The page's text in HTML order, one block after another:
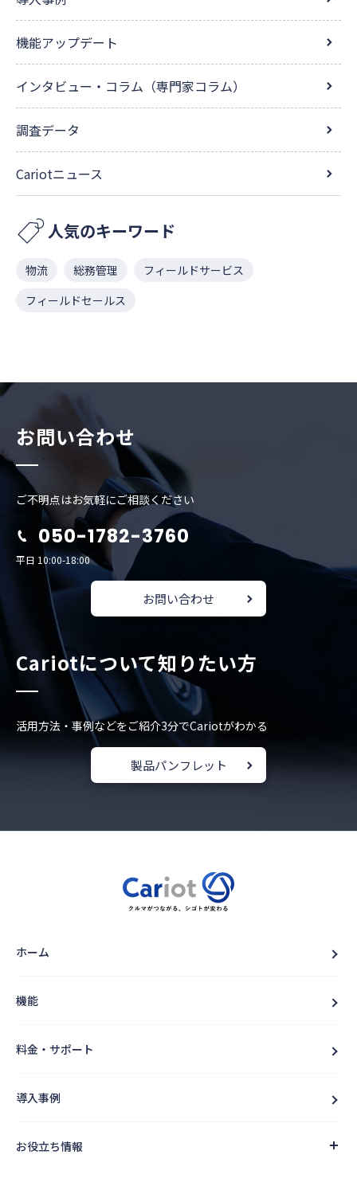
機能アップデート
インタビュー・コラム（専門家コラム）
調査データ
Cariotニュース
人気のキーワード
物流 総務管理
フィールドサービス
フィールドセールス
お問い合わせ
ご不明点はお気軽にご相談ください
050-1782-3760
平日 10:00-18:00
お問い合わせ
Cariotについて知りたい方
活用方法・事例などをご紹介3分でCariotがわかる
製品パンフレット
ホーム
機能
料金・サポート
導入事例
お役立ち情報